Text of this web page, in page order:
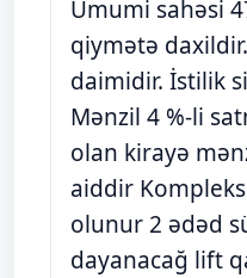
Ümumi sahəsi
qiymətə daxildir.
daimidir. İstilik
Mənzil 4 %-li
olan kirayə
aiddir
olunur 2 ədəd
dayanacağ lift